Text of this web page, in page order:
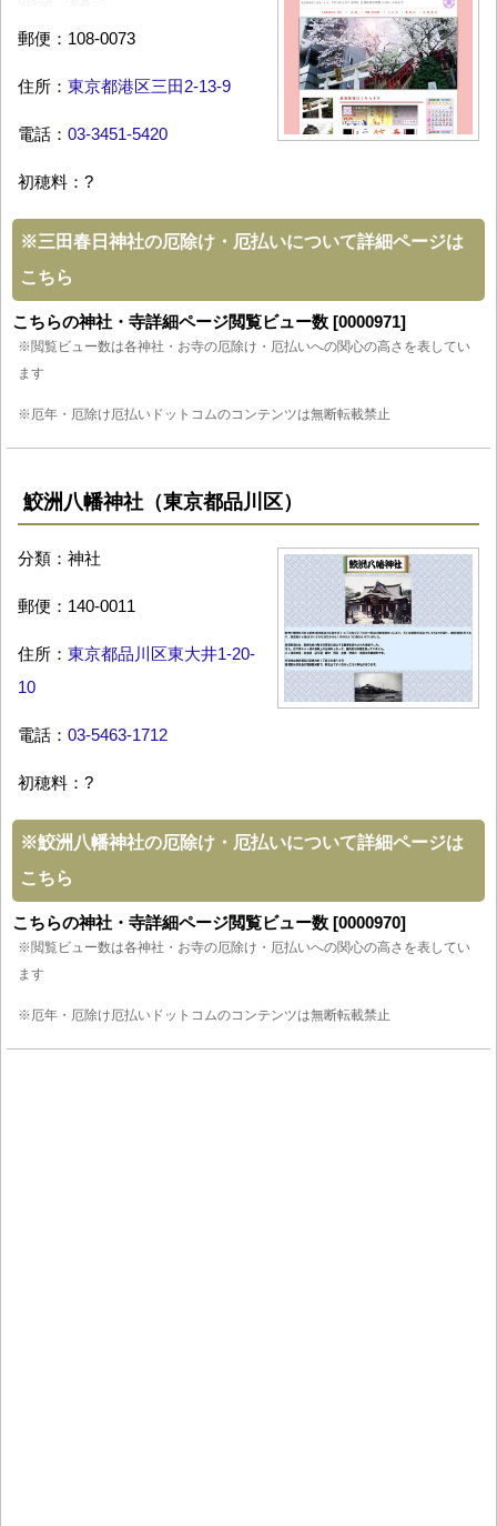
郵便：108-0073
住所： 東京都港区三田2-13-9
電話： 03-3451-5420
初穂料：?
※三田春日神社の厄除け・厄払いについて詳細ページは
こちら
こちらの神社・寺詳細ページ閲覧ビュー数 [0000971]
※閲覧ビュー数は各神社・お寺の厄除け・厄払いへの関心の高さを表してい
ます
※厄年・厄除け厄払いドットコムのコンテンツは無断転載禁止
鮫洲八幡神社（東京都品川区）
分類：神社
郵便：140-0011
住所： 東京都品川区東大井1-20-
10
電話： 03-5463-1712
初穂料：?
※鮫洲八幡神社の厄除け・厄払いについて詳細ページは
こちら
こちらの神社・寺詳細ページ閲覧ビュー数 [0000970]
※閲覧ビュー数は各神社・お寺の厄除け・厄払いへの関心の高さを表してい
ます
※厄年・厄除け厄払いドットコムのコンテンツは無断転載禁止